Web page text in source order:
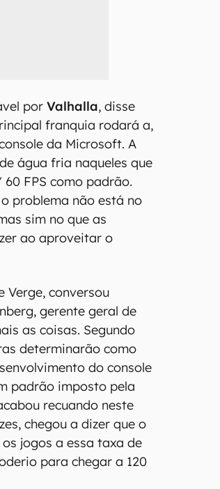
porValhalla, disse
franquia rodará a,
da Microsoft. A
água fria naqueles que
FPS como padrão.
problema não está no
sim no que as
ao aproveitar o
Verge, conversou
gerente geral de
as coisas. Segundo
determinarão como
do console
padrão imposto pela
recuando neste
chegou a dizer que o
jogos a essa taxa de
para chegar a 120